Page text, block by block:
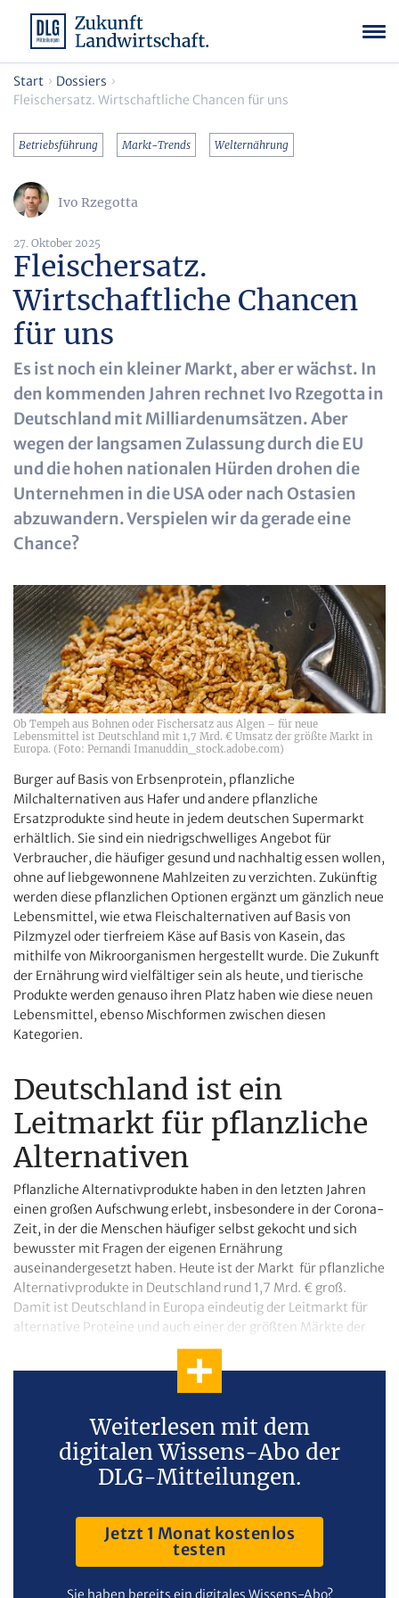
Start
Dossiers
Fleischersatz. Wirtschaftliche Chancen für uns
Betriebsführung Markt-Trends Welternährung
Ivo Rzegotta
27. Oktober 2025
Fleischersatz.
Wirtschaftliche Chancen
für uns
Es ist noch ein kleiner Markt, aber er wächst. In
den kommenden Jahren rechnet Ivo Rzegotta in
Deutschland mit Milliardenumsätzen. Aber
wegen der langsamen Zulassung durch die EU
und die hohen nationalen Hürden drohen die
Unternehmen in die USA oder nach Ostasien
abzuwandern. Verspielen wir da gerade eine
Chance?
Ob Tempeh aus Bohnen oder Fischersatz aus Algen – für neue
Lebensmittel ist Deutschland mit 1,7 Mrd. € Umsatz der größte Markt in
Europa. (Foto: Pernandi Imanuddin_stock.adobe.com)
Burger auf Basis von Erbsenprotein, pflanzliche
Milchalternativen aus Hafer und andere pflanzliche
Ersatzprodukte sind heute in jedem deutschen Supermarkt
erhältlich. Sie sind ein niedrigschwelliges Angebot für
Verbraucher, die häufiger gesund und nachhaltig essen wollen,
ohne auf liebgewonnene Mahlzeiten zu verzichten. Zukünftig
werden diese pflanzlichen Optionen ergänzt um gänzlich neue
Lebensmittel, wie etwa Fleischalternativen auf Basis von
Pilzmyzel oder tierfreiem Käse auf Basis von Kasein, das
mithilfe von Mikroorganismen hergestellt wurde. Die Zukunft
der Ernährung wird vielfältiger sein als heute, und tierische
Produkte werden genauso ihren Platz haben wie diese neuen
Lebensmittel, ebenso Mischformen zwischen diesen
Kategorien.
Deutschland ist ein
Leitmarkt für pflanzliche
Alternativen
Pflanzliche Alternativprodukte haben in den letzten ­Jahren
einen großen Aufschwung erlebt, insbesondere in der Corona-
Zeit, in der die Menschen häufiger selbst gekocht und sich
bewusster mit Fragen der eigenen Ernährung
auseinandergesetzt haben. Heute ist der Markt für pflanzliche
Alternativprodukte in Deutschland rund 1,7 Mrd. € groß.
Damit ist Deutschland in Europa eindeutig der Leitmarkt für
alternative Proteine und auch einer der größten Märkte der
Weiterlesen mit dem
digitalen Wissens-Abo der
DLG-Mitteilungen.
Jetzt 1 Monat kostenlos
testen
Sie haben bereits ein digitales Wissens-Abo?